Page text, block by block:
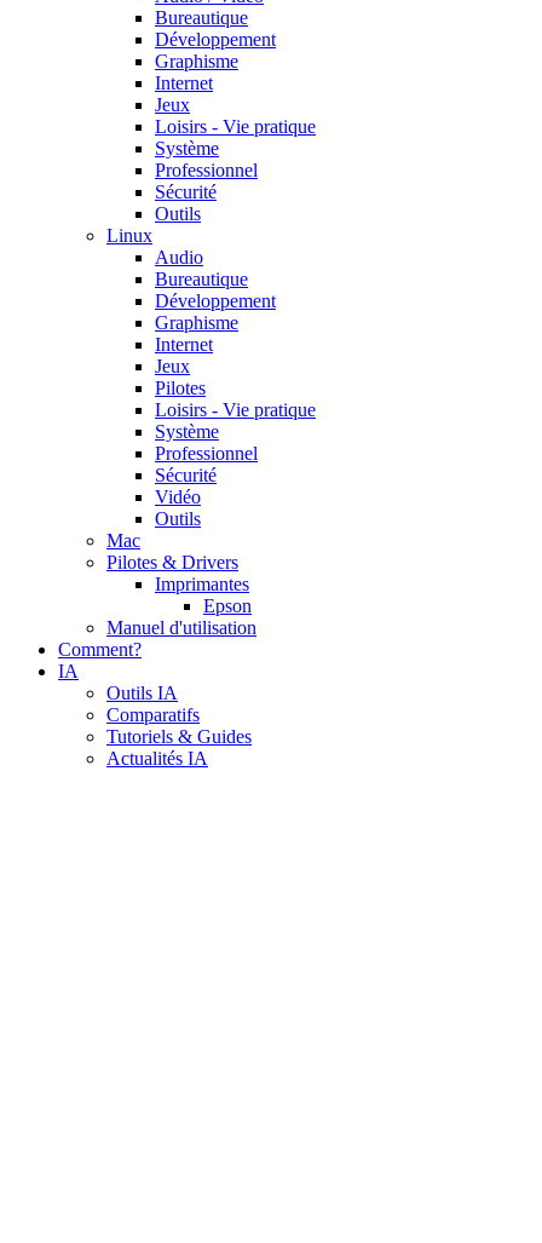
Bureautique
Développement
Graphisme
Internet
Jeux
Loisirs - Vie pratique
Système
Professionnel
Sécurité
Outils
Linux
Audio
Bureautique
Développement
Graphisme
Internet
Jeux
Pilotes
Loisirs - Vie pratique
Système
Professionnel
Sécurité
Vidéo
Outils
Mac
Pilotes & Drivers
Imprimantes
Epson
Manuel d'utilisation
Comment?
IA
Outils IA
Comparatifs
Tutoriels & Guides
Actualités IA